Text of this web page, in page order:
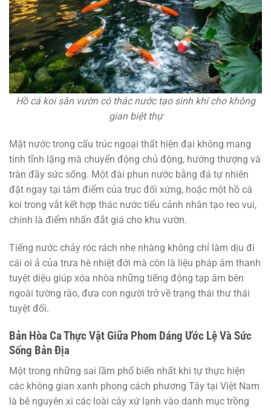
Hồ cá koi sân vườn có thác nước tạo sinh khí cho không
gian biệt thự
Mặt nước trong cấu trúc ngoại thất hiện đại không mang
tính tĩnh lặng mà chuyển động chủ động, hướng thượng và
tràn đầy sức sống. Một đài phun nước bằng đá tự nhiên
đặt ngay tại tâm điểm của trục đối xứng, hoặc một hồ cá
koi trong vắt kết hợp thác nước tiểu cảnh nhân tạo reo vui,
chính là điểm nhấn đắt giá cho khu vườn.
Tiếng nước chảy róc rách nhẹ nhàng không chỉ làm dịu đi
cái oi ả của trưa hè nhiệt đới mà còn là liệu pháp âm thanh
tuyệt diệu giúp xóa nhòa những tiếng động tạp âm bên
ngoài tường rào, đưa con người trở về trạng thái thư thái
tuyệt đối.
Bản Hòa Ca Thực Vật Giữa Phom Dáng Ước Lệ Và Sức
Sống Bản Địa
Một trong những sai lầm phổ biến nhất khi tự thực hiện
các không gian xanh phong cách phương Tây tại Việt Nam
là bê nguyên xi các loài cây xứ lạnh vào danh mục trồng